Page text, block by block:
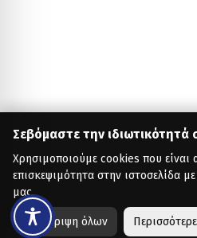
Σεβόμαστε την ιδιωτικότητά
Χρησιμοποιούμε cookies που είναι
επισκεψιμότητα στην ιστοσελίδα
μας.
Απόρριψη όλων